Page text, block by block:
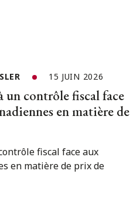
15 JUIN 2026
un contrôle fiscal face
en matière de
fiscal face aux
en matière de prix de